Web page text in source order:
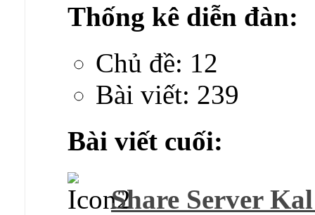
Thống kê diễn đàn:
Chủ đề: 12
Bài viết: 239
Bài viết cuối:
Share Server